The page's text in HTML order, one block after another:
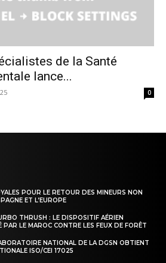
de la Santé
lance...
0
POUR LE RETOUR DES MINEURS NON
ET L’EUROPE
THRUSH : LE DISPOSITIF AÉRIEN
LE MAROC CONTRE LES FEUX DE FORÊT
NATIONAL DE LA DGSN OBTIENT
ISO/CEI 17025